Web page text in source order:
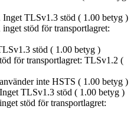
TLSv1.3 stöd ( 1.00 betyg )
stöd för transportlagret:
stöd ( 1.00 betyg )
för transportlagret: TLSv1.2 (
inte HSTS ( 1.00 betyg )
TLSv1.3 stöd ( 1.00 betyg )
stöd för transportlagret: